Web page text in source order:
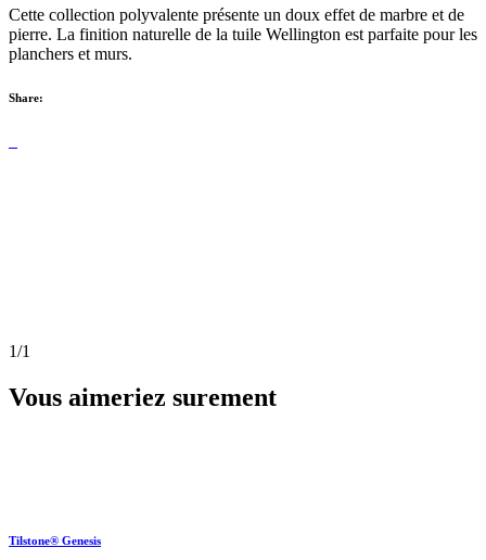
Cette collection polyvalente présente un doux effet de marbre et de
pierre. La finition naturelle de la tuile Wellington est parfaite pour les
planchers et murs.
Share:
1/1
Vous aimeriez surement
Tilstone® Genesis